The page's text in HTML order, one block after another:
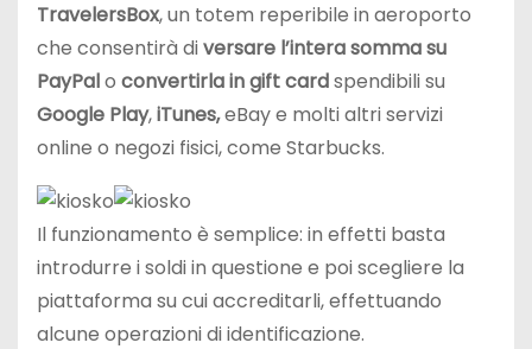
TravelersBox, un totem reperibile in aeroporto
che consentirà diversare l’intera somma su
PayPalo convertirla in gift cardspendibili su
Google Play,iTunes,eBay e molti altri servizi
online o negozi fisici, come Starbucks.
Il funzionamento è semplice: in effetti basta
introdurre i soldi in questione e poi scegliere la
piattaforma su cui accreditarli, effettuando
alcune operazioni di identificazione.